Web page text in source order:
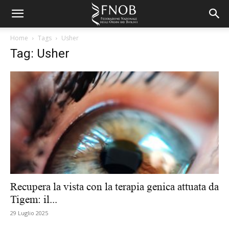
Home Tags Usher
Tag: Usher
Recupera la vista con la terapia genica attuata da
Tigem: il...
29 Luglio 2025